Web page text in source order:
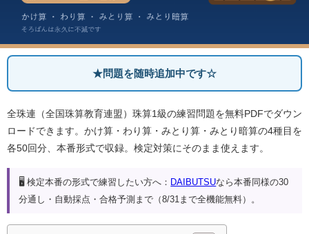
★問題を随時追加中です☆
全珠連（全国珠算教育連盟）珠算1級の練習問題を無料PDFでダウン
ロードできます。かけ算・わり算・みとり算・みとり暗算の4種目を
各50回分、本番形式で収録。検定対策にそのまま使えます。
🖥️ 検定本番の形式で練習したい方へ： DAIBUTSUなら本番同様の30
分通し・自動採点・合格予測まで（8/31まで全機能無料）。